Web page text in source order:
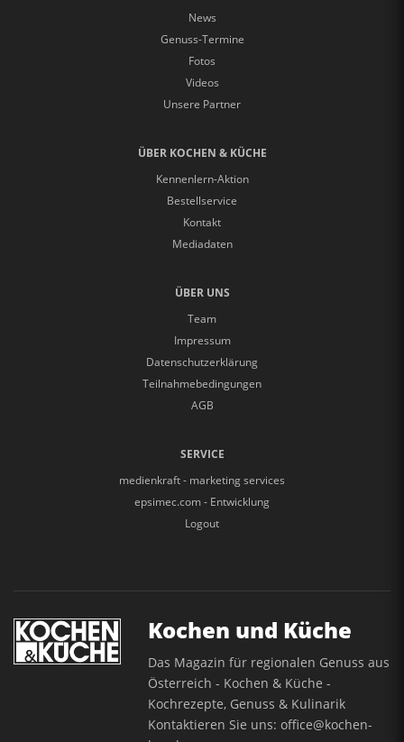
News
Genuss-Termine
Fotos
Videos
Unsere Partner
ÜBER KOCHEN & KÜCHE
Kennenlern-Aktion
Bestellservice
Kontakt
Mediadaten
ÜBER UNS
Team
Impressum
Datenschutzerklärung
Teilnahmebedingungen
AGB
SERVICE
medienkraft - marketing services
epsimec.com - Entwicklung
Logout
Kochen und Küche
Das Magazin für regionalen Genuss aus
Österreich - Kochen & Küche -
Kochrezepte, Genuss & Kulinarik
Kontaktieren Sie uns:office@kochen-